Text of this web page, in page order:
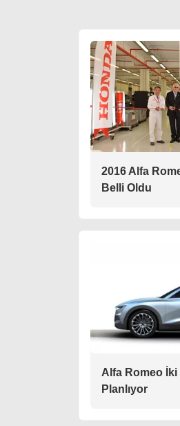
2016 Alfa
Belli Oldu
Alfa Romeo İki
Planlıyor